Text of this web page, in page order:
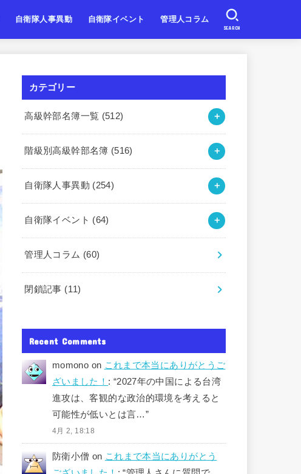
自衛隊人事異動 自衛隊イベント 管理人コラム
SEARCH
カテゴリー
高級幹部名簿一覧 (512)
階級別高級幹部名簿 (516)
自衛隊人事異動 (254)
自衛隊イベント (64)
管理人コラム (60)
閉鎖記事 (11)
Recent Comments
momono on これまで本当にありがとうご
ざいました！ : “2027年の中国による台湾
進攻は、客観的な政治的環境を考えると
可能性が低いとは言…”
4月 2, 18:18
防衛小僧 on これまで本当にありがとう